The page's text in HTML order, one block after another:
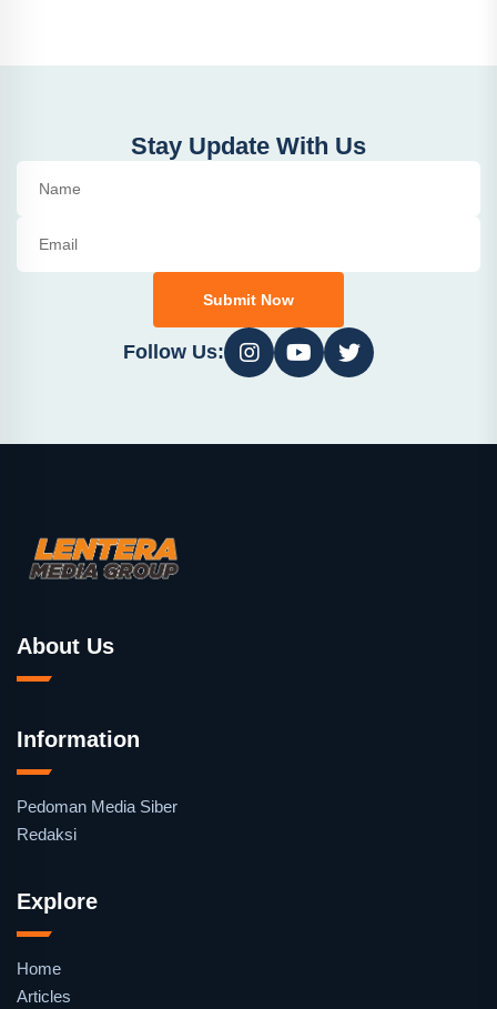
Stay Update With Us
Submit Now
Follow Us:
About Us
Information
Pedoman Media Siber
Redaksi
Explore
Home
Articles